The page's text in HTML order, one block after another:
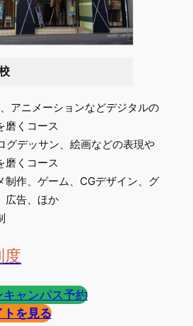
アニメーションなどデジタルの
磨くコース
グデッサン、絵画などの表現や
磨くコース
制作、ゲーム、CGデザイン、グ
広告、ほか
度
キャンパス予約
トを見る